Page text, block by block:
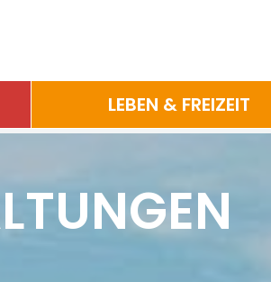
LEBEN & FREIZEIT